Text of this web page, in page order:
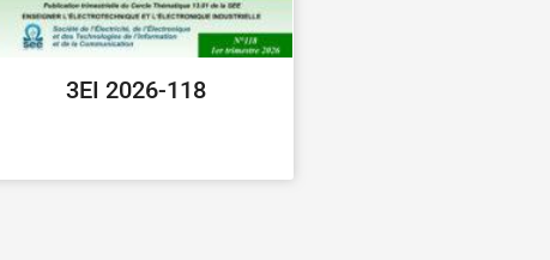
3EI 2026-118